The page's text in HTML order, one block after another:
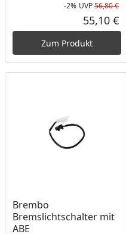
-2% UVP56,80 €
55,10 €
Zum Produkt
Brembo
Bremslichtschalter mit
ABE
Produkt am Lager